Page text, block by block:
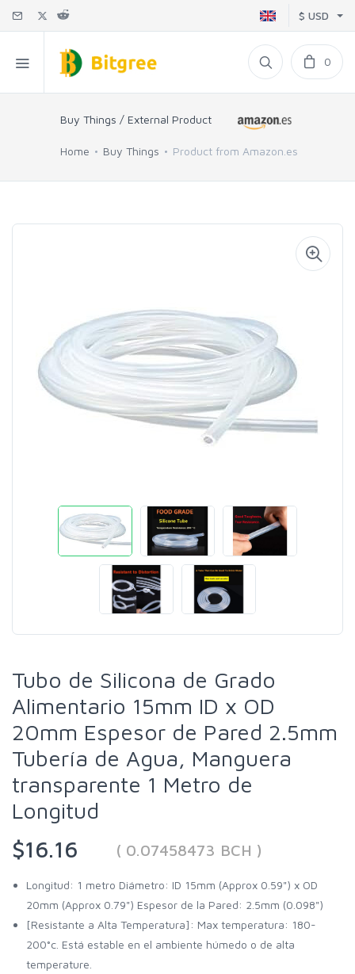
$ USD
0
Buy Things / External Product
Home Buy Things Product from Amazon.es
Tubo de Silicona de Grado
Alimentario 15mm ID x OD
20mm Espesor de Pared 2.5mm
Tubería de Agua, Manguera
transparente 1 Metro de
Longitud
$16.16
( 0.07458473 BCH )
Longitud: 1 metro Diámetro: ID 15mm (Approx 0.59") x OD
20mm (Approx 0.79") Espesor de la Pared: 2.5mm (0.098")
[Resistante a Alta Temperatura]: Max temperatura: 180-
200°c. Está estable en el ambiente húmedo o de alta
temperature.